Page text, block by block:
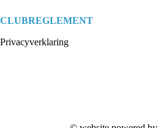
CLUBREGLEMENT
Privacyverklaring